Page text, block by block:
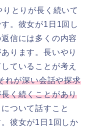
とりが長く続いて
。彼女が1日1回し
信には多くの内容
ります。長いやり
ていることが考え
れが深い会話や探求
く続くことがあり
ついて話すこと
彼女が1日1回しか